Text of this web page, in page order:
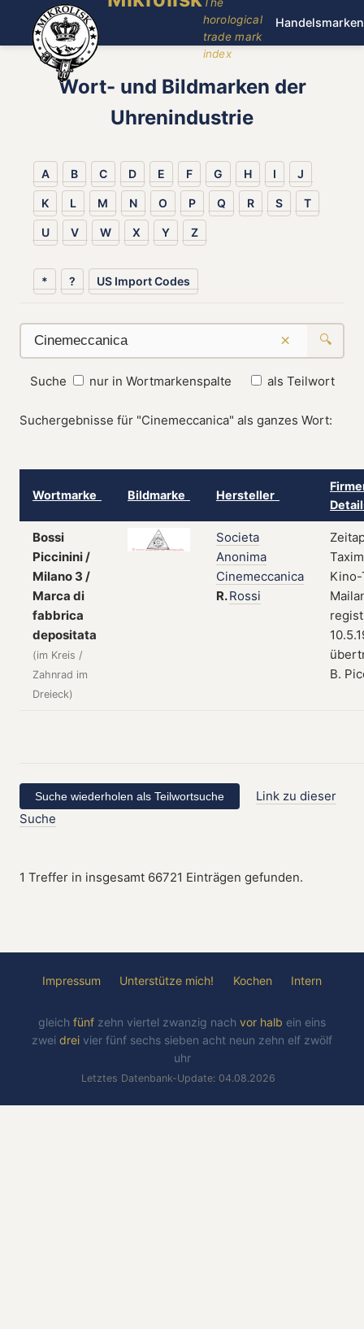
horological
trade mark
index
Handelsmarken
Wort- und Bildmarken der
Uhrenindustrie
A B C D E F G H I J
K L M N O P Q R S T
U V W X Y Z
* ? US Import Codes
× 🔍
Suche nur in Wortmarkenspalte als Teilwort
Suchergebnisse für "Cinemeccanica" als ganzes Wort:
Wortmarke Bildmarke Hersteller
Bossi
Piccinini /
Milano 3 /
Marca di
fabbrica
depositata
(im Kreis /
Zahnrad im
Dreieck)
Societa
Anonima
Cinemeccanica
R.Rossi
B.
Link zu dieser
Suche
1 Treffer in insgesamt 66721 Einträgen gefunden.
Impressum Unterstütze mich! Kochen Intern
gleich fünf zehn viertel zwanzig nach vor halb ein eins
zwei drei vier fünf sechs sieben acht neun zehn elf zwölf
uhr
Letztes Datenbank-Update: 04.08.2026